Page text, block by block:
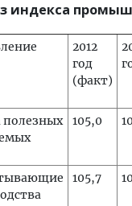
индекса
2012
год
(факт)
полезных
105,0
105,7